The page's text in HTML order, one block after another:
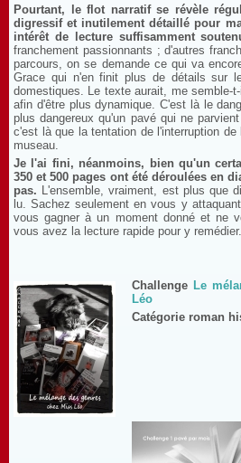
Pourtant, le flot narratif se révèle
digressif et inutilement détaillé pour
intérêt de lecture suffisamment
franchement passionnants ; d'autres
parcours, on se demande ce qui va
Grace qui n'en finit plus de détails sur
domestiques. Le texte aurait, me semble-
afin d'être plus dynamique. C'est là le
plus dangereux qu'un pavé qui ne
c'est là que la tentation de l'interruption
museau.
Je l'ai fini, néanmoins, bien qu'un
350 et 500 pages ont été déroulées en
pas. L'ensemble, vraiment, est plus que
lu. Sachez seulement en vous y
vous gagner à un moment donné et ne
vous avez la lecture rapide pour y remédier.
Challenge Le
Léo
Catégorie roman